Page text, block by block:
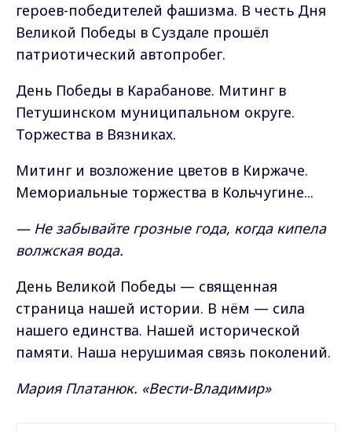
героев-победителей фашизма. В честь Дня
Великой Победы в Суздале прошёл
патриотический автопробег.
День Победы в Карабанове. Митинг в
Петушинском муниципальном округе.
Торжества в Вязниках.
Митинг и возложение цветов в Киржаче.
Мемориальные торжества в Кольчугине...
— Не забывайте грозные года, когда кипела
волжская вода.
День Великой Победы — священная
страница нашей истории. В нём — сила
нашего единства. Нашей исторической
памяти. Наша нерушимая связь поколений.
Мария Платанюк. «Вести-Владимир»